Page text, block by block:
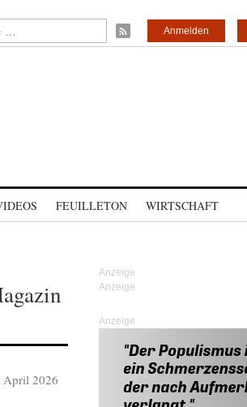
Anmelden
FEUILLETON WIRTSCHAFT
2026
Anzeige